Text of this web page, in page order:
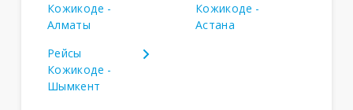
Кожикоде -
Алматы
Кожикоде -
Астана
Рейсы
Кожикоде -
Шымкент